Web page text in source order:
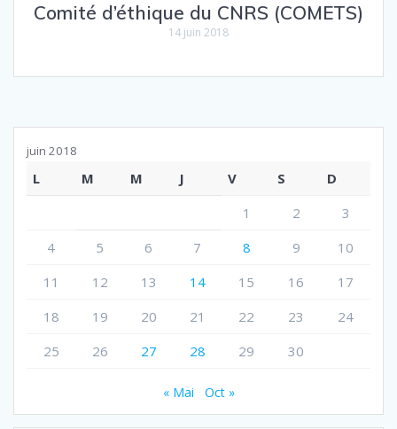
Comité d’éthique du CNRS (COMETS)
14 juin 2018
juin 2018
L M M J V S
D
1
2
3
4
5 6 7 8 9
10
11
12 13 14 15 16
17
18
19 20 21 22 23
24
25
26 27 28 29 30
« Mai Oct »